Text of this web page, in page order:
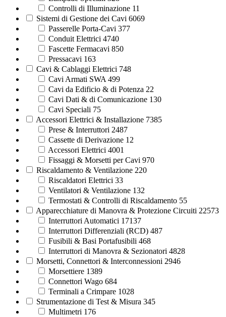
Controlli di Illuminazione 11
Sistemi di Gestione dei Cavi 6069
Passerelle Porta-Cavi 377
Conduit Elettrici 4740
Fascette Fermacavi 850
Pressacavi 163
Cavi & Cablaggi Elettrici 748
Cavi Armati SWA499
Cavi da Edificio & di Potenza 22
Cavi Dati & di Comunicazione 130
Cavi Speciali 75
Accessori Elettrici & Installazione 7385
Prese & Interruttori 2487
Cassette di Derivazione 12
Accessori Elettrici 4001
Fissaggi & Morsetti per Cavi 970
Riscaldamento & Ventilazione 220
Riscaldatori Elettrici 33
Ventilatori & Ventilazione 132
Termostati & Controlli di Riscaldamento 55
Apparecchiature di Manovra & Protezione Circuiti 22573
Interruttori Automatici 17137
Interruttori Differenziali (RCD) 487
Fusibili & Basi Portafusibili 468
Interruttori di Manovra & Sezionatori 4828
Morsetti, Connettori & Interconnessioni 2946
Morsettiere 1389
Connettori Wago 684
Terminali a Crimpare 1028
Strumentazione di Test & Misura 345
Multimetri 176